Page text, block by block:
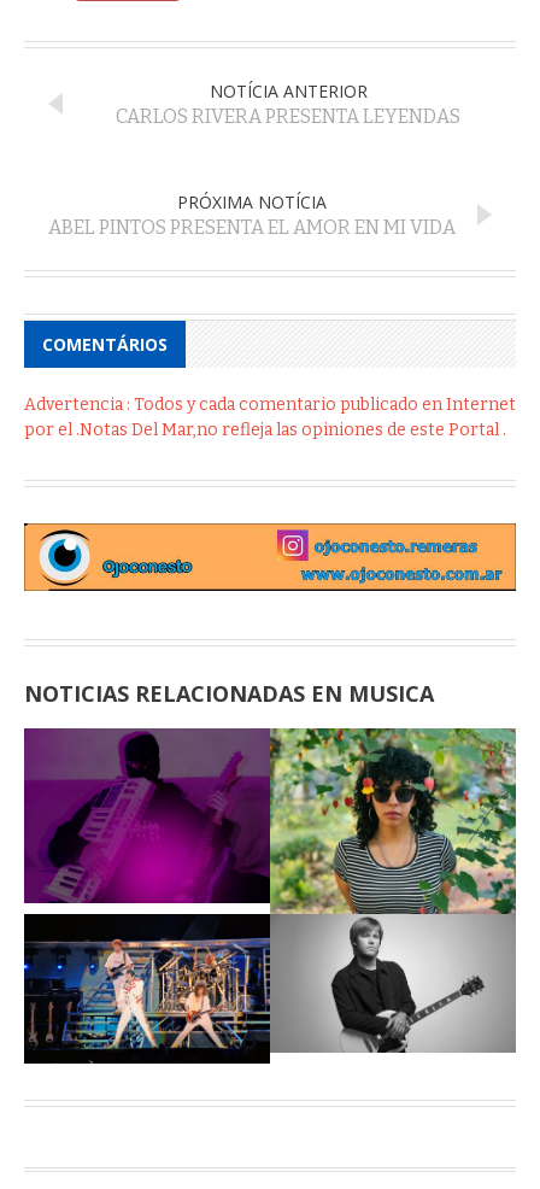
NOTÍCIA ANTERIOR
CARLOS RIVERA PRESENTA LEYENDAS
PRÓXIMA NOTÍCIA
ABEL PINTOS PRESENTA EL AMOR EN MI VIDA
COMENTÁRIOS
Advertencia : Todos y cada comentario publicado en Internet
por el .Notas Del Mar,no refleja las opiniones de este Portal .
NOTICIAS RELACIONADAS EN MUSICA